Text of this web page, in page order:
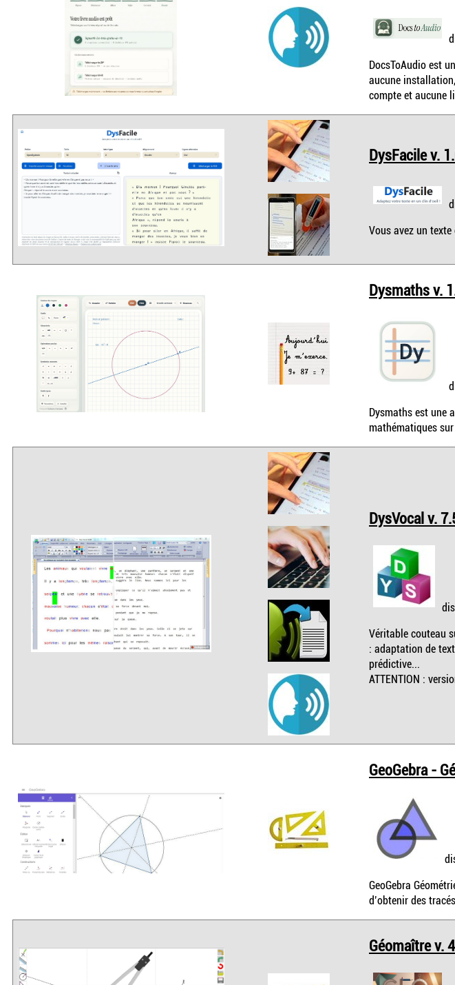
DocsToAudio est
aucune
compte et aucune
DysFacile v.
Vous avez un
Dysmaths v.
Dysmaths est une
mathématiques
DysVocal v.
Véritable couteau
: adaptation de
prédictive...
ATTENTION :
GeoGebra -
GeoGebra
d’obtenir des
Géomaître v.